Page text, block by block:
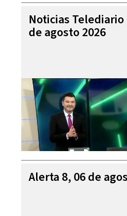
Noticias Telediario
de agosto 2026
Alerta 8, 06 de